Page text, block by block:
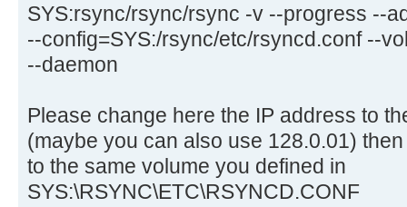
SYS:rsync/rsync/rsync -v --progress --
--config=SYS:/rsync/etc/rsyncd.conf --
--daemon
Please change here the IP address to
(maybe you can also use 128.0.01)
to the same volume you defined in
SYS:\RSYNC\ETC\RSYNCD.CONF